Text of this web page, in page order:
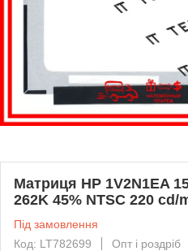
Матриця HP 1V2N1EA
262K 45% NTSC 220 cd/
Під замовлення
Код: LT782699
Опт і роздріб